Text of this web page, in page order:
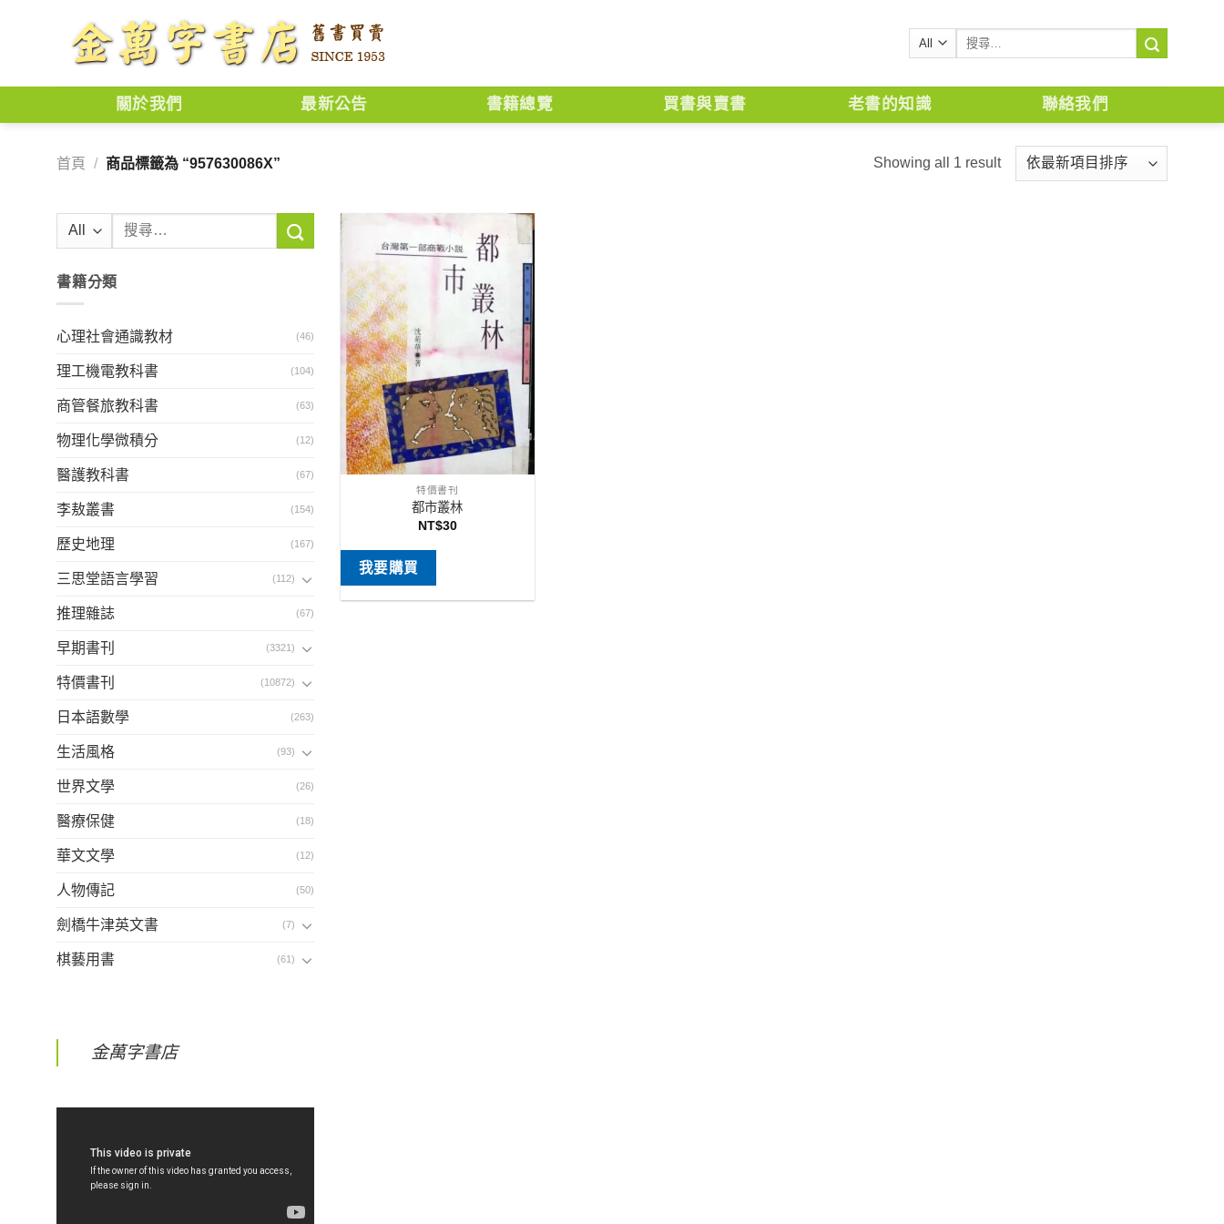
搜
鍵
關於我們 最新公告 書籍總覽 買書與賣書 老書的知識 聯絡我們
首頁 / 商品標籤為 “957630086X” Showing all 1 result
搜
鍵
書籍分類
心理社會通識教材 (46)
理工機電教科書 (104)
商管餐旅教科書 (63)
物理化學微積分 (12)
醫護教科書 (67)
李敖叢書 (154)
歷史地理 (167)
三思堂語言學習 (112)
推理雜誌 (67)
早期書刊 (3321)
特價書刊 (10872)
日本語數學 (263)
生活風格 (93)
世界文學 (26)
醫療保健 (18)
華文文學 (12)
人物傳記 (50)
劍橋牛津英文書 (7)
棋藝用書 (61)
金萬字書店
特價書刊
都市叢林
NT$30
我要購買